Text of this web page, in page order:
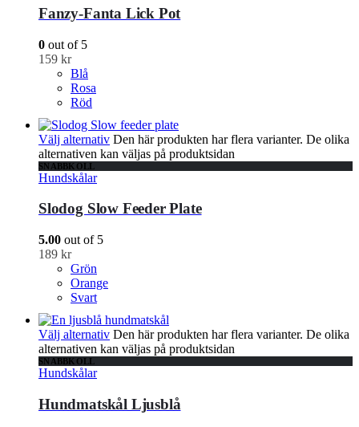
Fanzy-Fanta Lick Pot
0 out of 5
159 kr
Blå
Rosa
Röd
Välj alternativ Den här produkten har flera varianter. De olika
alternativen kan väljas på produktsidan
SNABBKOLL
Hundskålar
Slodog Slow Feeder Plate
5.00 out of 5
189 kr
Grön
Orange
Svart
Välj alternativ Den här produkten har flera varianter. De olika
alternativen kan väljas på produktsidan
SNABBKOLL
Hundskålar
Hundmatskål Ljusblå